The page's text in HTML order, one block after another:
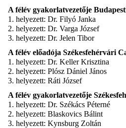
A félév gyakorlatvezetője
1. helyezett: Dr. Filyó Janka
2. helyezett: Dr. Varga József
3. helyezett: Dr. Jelen Tibor
A félév előadója Székesfehérvári
1. helyezett: Dr. Keller Krisztina
2. helyezett: Plósz Dániel János
3. helyezett: Ráti József
A félév gyakorlatvezetője
1. helyezett: Dr. Székács Péterné
2. helyezett: Blaskovics Bálint
3. helyezett: Kynsburg Zoltán